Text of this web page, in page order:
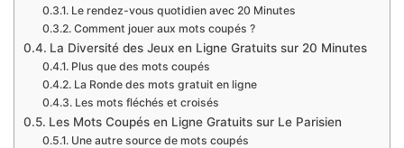
Le rendez-vous quotidien avec 20 Minutes
Comment jouer aux mots coupés ?
La Diversité des Jeux en Ligne Gratuits sur 20 Minutes
Plus que des mots coupés
La Ronde des mots gratuit en ligne
Les mots fléchés et croisés
Les Mots Coupés en Ligne Gratuits sur Le Parisien
Une autre source de mots coupés